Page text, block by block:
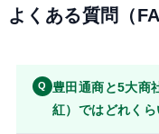
よくある質問（
Q
豊田通商と5大商
紅）ではどれく